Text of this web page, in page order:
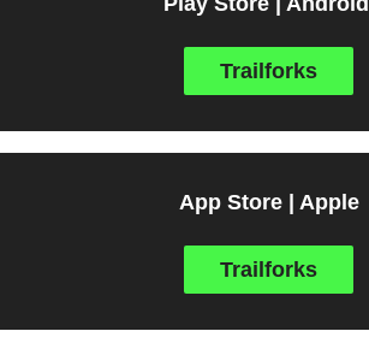
Trailforks
App Store | Apple
Trailforks